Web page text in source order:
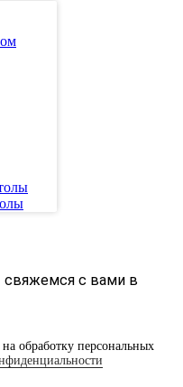
свяжемся с вами в
обработку персональных